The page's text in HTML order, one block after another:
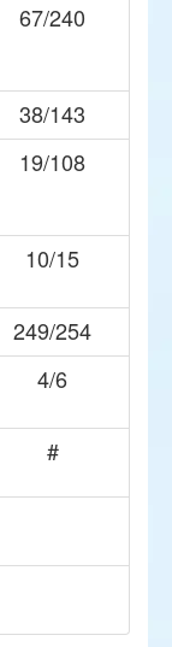
67/240
38/143
19/108
10/15
249/254
4/6
#